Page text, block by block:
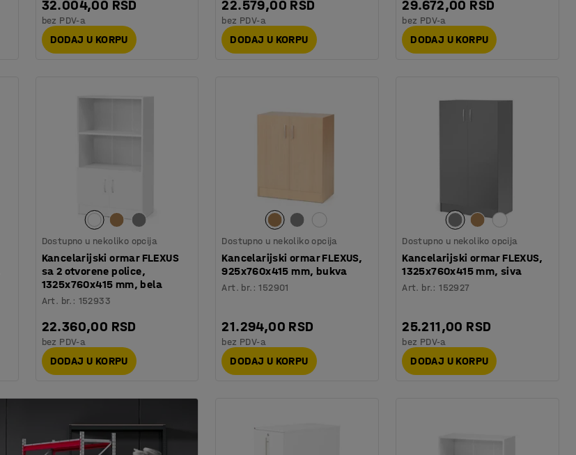
32.004,00 RSD
bez PDV-a
DODAJ U KORPU
22.579,00 RSD
bez PDV-a
DODAJ U KORPU
29.672,00 RSD
bez PDV-a
DODAJ U KORPU
Dostupno u nekoliko opcija
Kancelarijski ormar FLEXUS
sa 2 otvorene police,
1325x760x415 mm, bela
Art. br. : 152933
22.360,00 RSD
bez PDV-a
DODAJ U KORPU
Dostupno u nekoliko opcija
Kancelarijski ormar FLEXUS,
925x760x415 mm, bukva
Art. br. :152901
21.294,00 RSD
bez PDV-a
DODAJ U KORPU
Dostupno u nekoliko opcija
Kancelarijski ormar FLEXUS,
1325x760x415 mm, siva
Art. br.:152927
25.211,00 RSD
bez PDV-a
DODAJ U KORPU